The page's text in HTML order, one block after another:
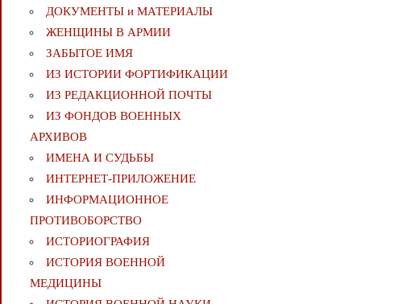
ДОКУМЕНТЫ и МАТЕРИАЛЫ
ЖЕНЩИНЫ В АРМИИ
ЗАБЫТОЕ ИМЯ
ИЗ ИСТОРИИ ФОРТИФИКАЦИИ
ИЗ РЕДАКЦИОННОЙ ПОЧТЫ
ИЗ ФОНДОВ ВОЕННЫХ
АРХИВОВ
ИМЕНА И СУДЬБЫ
ИНТЕРНЕТ-ПРИЛОЖЕНИЕ
ИНФОРМАЦИОННОЕ
ПРОТИВОБОРСТВО
ИСТОРИОГРАФИЯ
ИСТОРИЯ ВОЕННОЙ
МЕДИЦИНЫ